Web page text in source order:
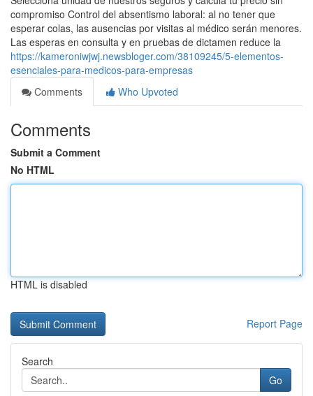
compromiso Control del absentismo laboral: al no tener que
esperar colas, las ausencias por visitas al médico serán menores.
Las esperas en consulta y en pruebas de dictamen reduce la
https://kameroniwjwj.newsbloger.com/38109245/5-elementos-
esenciales-para-medicos-para-empresas
Comments
Who Upvoted
Comments
Submit a Comment
No HTML
HTML is disabled
Report Page
Search
Go